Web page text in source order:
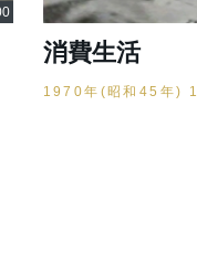
消費生活
1970年(昭和45年)